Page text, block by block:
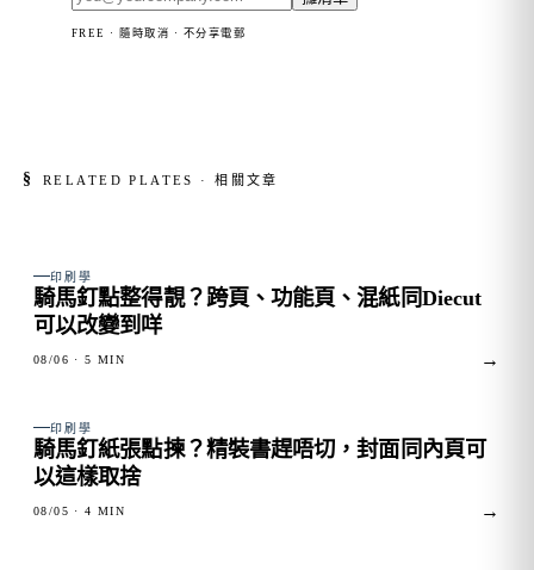
FREE · 隨時取消 · 不分享電郵
§ RELATED PLATES · 相關文章
FIG. 01
印刷學
騎馬釘點整得靚？跨頁、功能頁、混紙同Diecut
可以改變到咩
08/06 · 5 MIN →
FIG. 02
印刷學
騎馬釘紙張點揀？精裝書趕唔切，封面同內頁可
以這樣取捨
08/05 · 4 MIN →